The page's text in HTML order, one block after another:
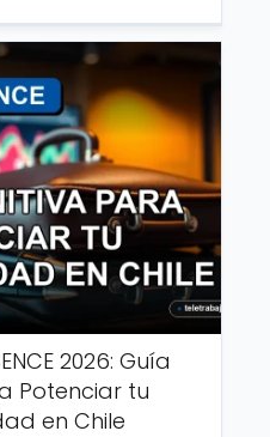
2026: Guía
Potenciar tu
en Chile